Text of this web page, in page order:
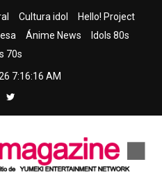
Cultura idol
Hello! Project
Ánime News
Idols 80s
70s
7:16:17 AM